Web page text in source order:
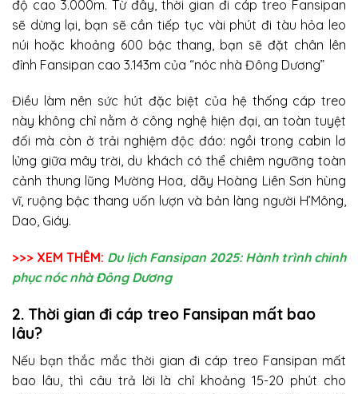
độ cao 3.000m. Từ đây, thời gian đi cáp treo Fansipan
sẽ dừng lại, bạn sẽ cần tiếp tục vài phút đi tàu hỏa leo
núi hoặc khoảng 600 bậc thang, bạn sẽ đặt chân lên
đỉnh Fansipan cao 3.143m của “nóc nhà Đông Dương”
Điều làm nên sức hút đặc biệt của hệ thống cáp treo
này không chỉ nằm ở công nghệ hiện đại, an toàn tuyệt
đối mà còn ở trải nghiệm độc đáo: ngồi trong cabin lơ
lửng giữa mây trời, du khách có thể chiêm ngưỡng toàn
cảnh thung lũng Mường Hoa, dãy Hoàng Liên Sơn hùng
vĩ, ruộng bậc thang uốn lượn và bản làng người H’Mông,
Dao, Giáy.
>>> XEM THÊM: Du lịch Fansipan 2025: Hành trình chinh
phục nóc nhà Đông Dương
2. Thời gian đi cáp treo Fansipan mất bao
lâu?
Nếu bạn thắc mắc thời gian đi cáp treo Fansipan mất
bao lâu, thì câu trả lời là chỉ khoảng 15-20 phút cho